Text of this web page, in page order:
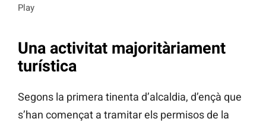
Play
Una activitat majoritàriament
turística
Segons la primera tinenta d’alcaldia, d’ençà que
s’han començat a tramitar els permisos de la